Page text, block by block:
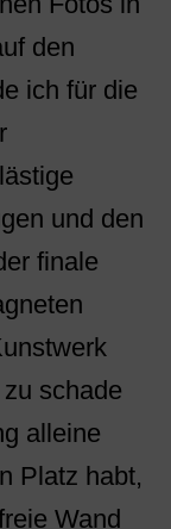
den
ich für die
und den
finale
schade
alleine
Platz habt,
Wand